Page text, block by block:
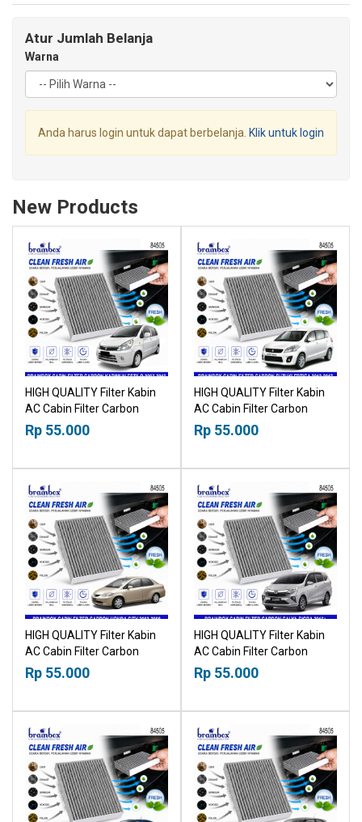
Atur Jumlah Belanja
Warna
Anda harus login untuk dapat berbelanja. Klik untuk login
New Products
HIGH QUALITY Filter Kabin
AC Cabin Filter Carbon
Suzuki Karimun Estilo 2007-
2013 18518030
Rp 55.000
HIGH QUALITY Filter Kabin
AC Cabin Filter Carbon
Suzuki Ertiga 2012-2017
18518030
Rp 55.000
HIGH QUALITY Filter Kabin
AC Cabin Filter Carbon
Honda City 2002-2008
18518030
Rp 55.000
HIGH QUALITY Filter Kabin
AC Cabin Filter Carbon
Toyota Calya Daihatsu Sigra
2016+ 18518030
Rp 55.000